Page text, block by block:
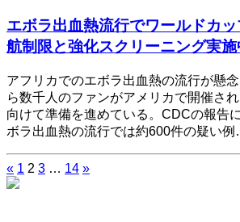
エボラ出血熱流行でワールドカ
航制限と強化スクリーニング実施
アフリカでのエボラ出血熱の流行が懸
ら数千人のファンがアメリカで開催さ
向けて準備を進めている。CDCの報告
ボラ出血熱の流行では約600件の疑い
投
« 1 2 3 … 14 »